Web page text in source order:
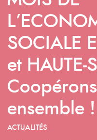
SOCIALE
et HAUTE-
ensemble !
ACTUALITÉS